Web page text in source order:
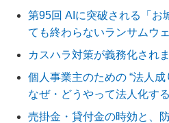
第95回 AIに突破される「
ても終わらないランサムウ
カスハラ対策が義務化され
個人事業主のための “法人成
なぜ・どうやって法人化す
売掛金・貸付金の時効と、